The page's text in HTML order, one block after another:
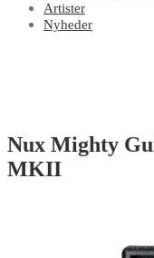
Artister
Nyheder
Nux Mighty
MKII